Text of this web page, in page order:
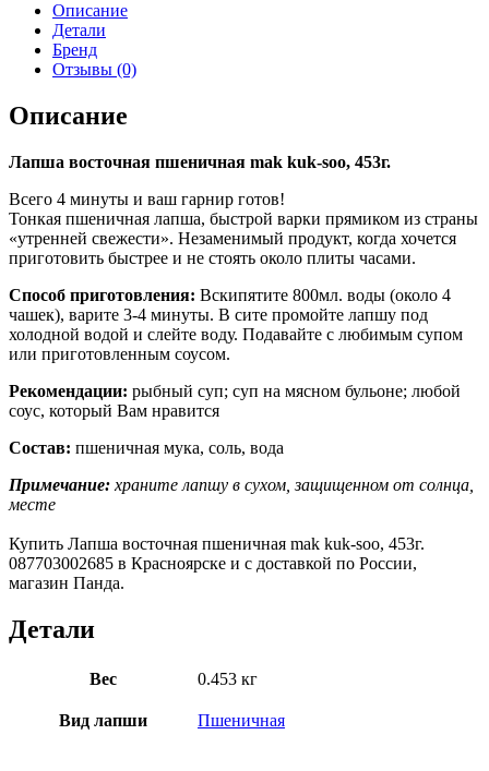
Описание
Детали
Бренд
Отзывы (0)
Описание
Лапша восточная пшеничная mak kuk-soo, 453г.
Всего 4 минуты и ваш гарнир готов!
Тонкая пшеничная лапша, быстрой варки прямиком из страны
«утренней свежести». Незаменимый продукт, когда хочется
приготовить быстрее и не стоять около плиты часами.
Способ приготовления: Вскипятите 800мл. воды (около 4
чашек), варите 3-4 минуты. В сите промойте лапшу под
холодной водой и слейте воду. Подавайте с любимым супом
или приготовленным соусом.
Рекомендации: рыбный суп; суп на мясном бульоне; любой
соус, который Вам нравится
Состав: пшеничная мука, соль, вода
Примечание: храните лапшу в сухом, защищенном от солнца,
месте
Купить Лапша восточная пшеничная mak kuk-soo, 453г.
087703002685 в Красноярске и с доставкой по России,
магазин Панда.
Детали
Вес 0.453 кг
Вид лапши Пшеничная